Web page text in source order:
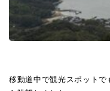
移動道中で観光スポット